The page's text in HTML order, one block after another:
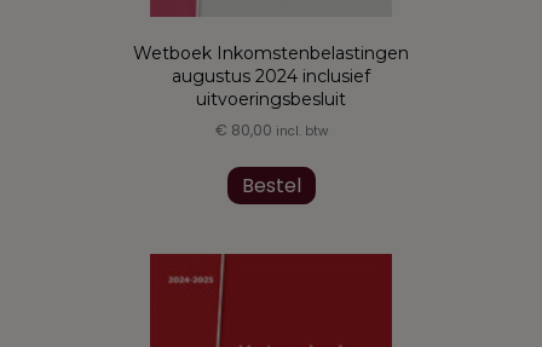
Wetboek Inkomstenbelastingen
augustus 2024 inclusief
uitvoeringsbesluit
€ 80,00 incl. btw
Bestel product
heeft
variaties.